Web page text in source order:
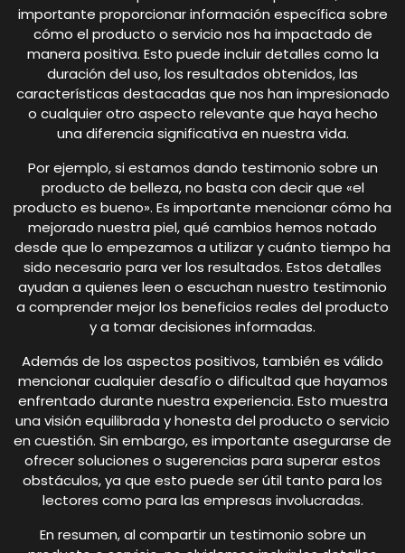
importante proporcionar información específica sobre
cómo el producto o servicio nos ha impactado de
manera positiva. Esto puede incluir detalles como la
duración del uso, los resultados obtenidos, las
características destacadas que nos han impresionado
o cualquier otro aspecto relevante que haya hecho
una diferencia significativa en nuestra vida.
Por ejemplo, si estamos dando testimonio sobre un
producto de belleza, no basta con decir que «el
producto es bueno». Es importante mencionar cómo ha
mejorado nuestra piel, qué cambios hemos notado
desde que lo empezamos a utilizar y cuánto tiempo ha
sido necesario para ver los resultados. Estos detalles
ayudan a quienes leen o escuchan nuestro testimonio
a comprender mejor los beneficios reales del producto
y a tomar decisiones informadas.
Además de los aspectos positivos, también es válido
mencionar cualquier desafío o dificultad que hayamos
enfrentado durante nuestra experiencia. Esto muestra
una visión equilibrada y honesta del producto o servicio
en cuestión. Sin embargo, es importante asegurarse de
ofrecer soluciones o sugerencias para superar estos
obstáculos, ya que esto puede ser útil tanto para los
lectores como para las empresas involucradas.
En resumen, al compartir un testimonio sobre un